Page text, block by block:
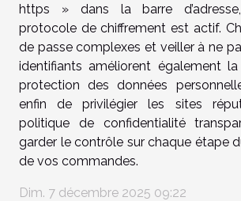
https » dans la barre
protocole de chiffrement est actif.
de passe complexes et veiller à ne
identifiants améliorent également
protection des données
enfin de privilégier les sites
politique de confidentialité
garder le contrôle sur chaque étape
de vos commandes.
Dim. 7 décembre 2025 09:22